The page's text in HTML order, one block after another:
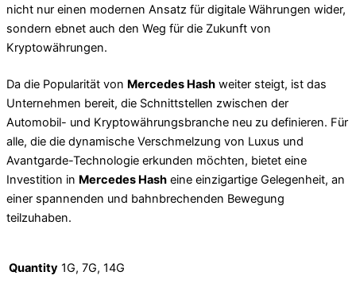
nicht nur einen modernen Ansatz für digitale Währungen wider,
sondern ebnet auch den Weg für die Zukunft von
Kryptowährungen.
Da die Popularität von Mercedes Hash weiter steigt, ist das
Unternehmen bereit, die Schnittstellen zwischen der
Automobil- und Kryptowährungsbranche neu zu definieren. Für
alle, die die dynamische Verschmelzung von Luxus und
Avantgarde-Technologie erkunden möchten, bietet eine
Investition in Mercedes Hash eine einzigartige Gelegenheit, an
einer spannenden und bahnbrechenden Bewegung
teilzuhaben.
Quantity 1G, 7G, 14G